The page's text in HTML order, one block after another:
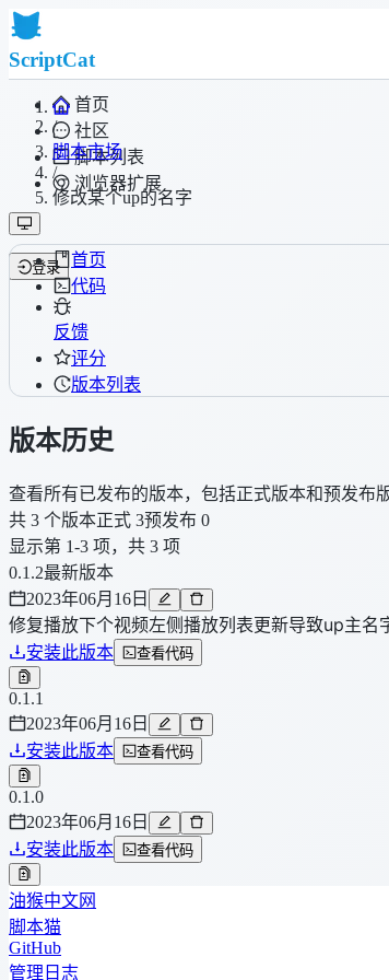
ScriptCat
首页
社区
脚本列表
浏览器扩展
登录
/
脚本市场
/
修改某个up的名字
首页
代码
反馈
评分
版本列表
版本历史
查看所有已发布的版本，包括正式版本和预发布
共 3 个版本正式 3预发布 0
显示第 1-3 项，共 3 项
0.1.2最新版本
2023年06月16日
修复播放下个视频左侧播放列表更新导致up主名
安装此版本 查看代码
0.1.1
2023年06月16日
安装此版本
查看代码
0.1.0
2023年06月16日
安装此版本
查看代码
油猴中文网
脚本猫
GitHub
管理日志